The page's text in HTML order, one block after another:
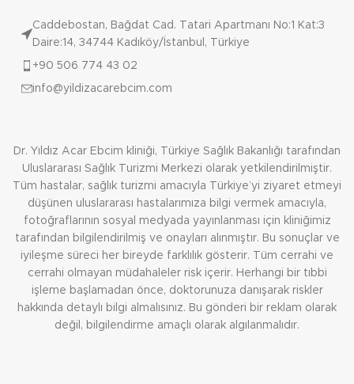
Caddebostan, Bağdat Cad. Tatari Apartmanı No:1 Kat:3
Daire:14, 34744 Kadıköy/İstanbul, Türkiye
+90 506 774 43 02
info@yildizacarebcim.com
Dr. Yıldız Acar Ebcim kliniği, Türkiye Sağlık Bakanlığı tarafından
Uluslararası Sağlık Turizmi Merkezi olarak yetkilendirilmiştir.
Tüm hastalar, sağlık turizmi amacıyla Türkiye’yi ziyaret etmeyi
düşünen uluslararası hastalarımıza bilgi vermek amacıyla,
fotoğraflarının sosyal medyada yayınlanması için kliniğimiz
tarafından bilgilendirilmiş ve onayları alınmıştır. Bu sonuçlar ve
iyileşme süreci her bireyde farklılık gösterir. Tüm cerrahi ve
cerrahi olmayan müdahaleler risk içerir. Herhangi bir tıbbi
işleme başlamadan önce, doktorunuza danışarak riskler
hakkında detaylı bilgi almalısınız. Bu gönderi bir reklam olarak
değil, bilgilendirme amaçlı olarak algılanmalıdır.